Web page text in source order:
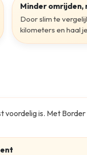
Minder omrijden,
Door slim te
kilometers en haal
voordelig is. Met